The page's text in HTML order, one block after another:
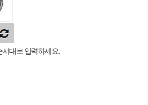
대로 입력하세요.